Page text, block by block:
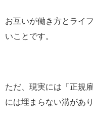
お互いが働き方とライ
いことです。
ただ、現実には「正規
には埋まらない溝があり